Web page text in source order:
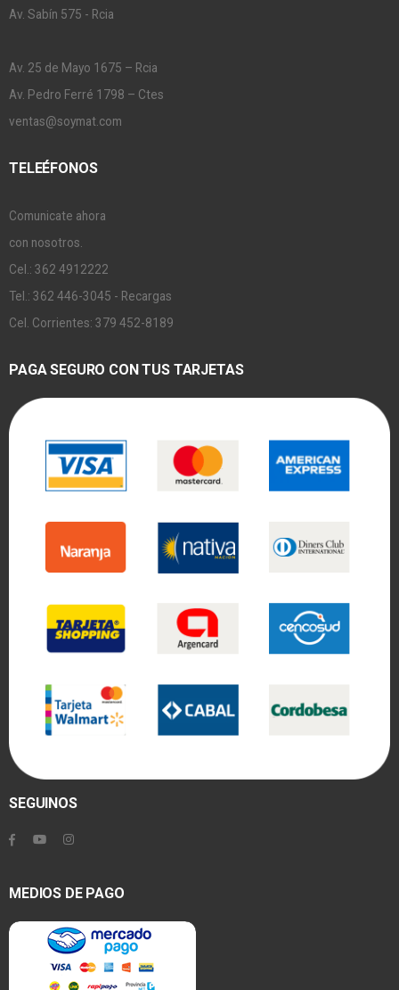
Av. Sabín 575 - Rcia
Av. 25 de Mayo 1675 – Rcia
Av. Pedro Ferré 1798 – Ctes
ventas@soymat.com
TELEÉFONOS
Comunicate ahora
con nosotros.
Cel.: 362 4912222
Tel.: 362 446-3045 - Recargas
Cel. Corrientes: 379 452-8189
PAGA SEGURO CON TUS TARJETAS
SEGUINOS
MEDIOS DE PAGO